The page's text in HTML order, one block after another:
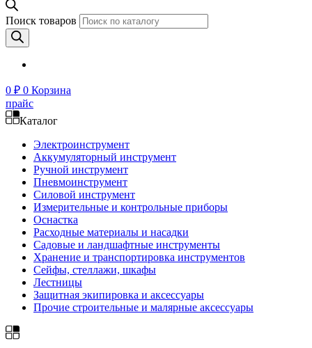
Поиск товаров
0 ₽ 0 Корзина
прайс
Каталог
Электроинструмент
Аккумуляторный инструмент
Ручной инструмент
Пневмоинструмент
Силовой инструмент
Измерительные и контрольные приборы
Оснастка
Расходные материалы и насадки
Садовые и ландшафтные инструменты
Хранение и транспортировка инструментов
Сейфы, стеллажи, шкафы
Лестницы
Защитная экипировка и аксессуары
Прочие строительные и малярные аксессуары